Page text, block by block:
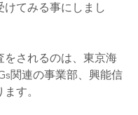
けてみる事にしまし
をされるのは、東京海
関連の事業部、興能信
す。